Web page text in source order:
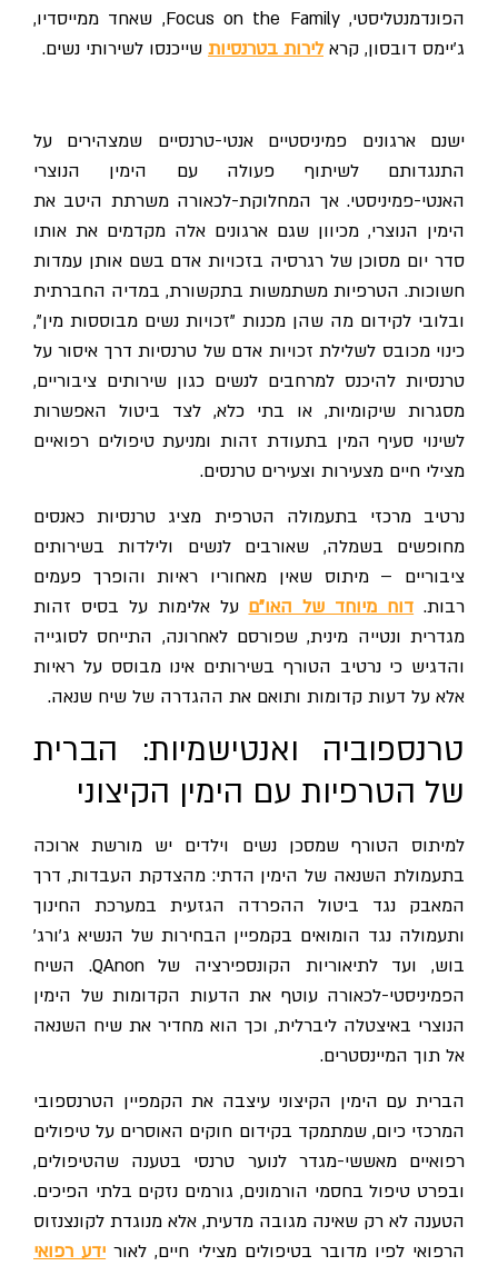
הפונדמנטליסטי, Focus on the Family, שאחד ממייסדיו,
ג'יימס דובסון, קראלירות בטרנסיותשייכנסו לשירותי נשים.
ישנם ארגונים פמיניסטיים אנטי-טרנסיים שמצהירים על
התנגדותם לשיתוף פעולה עם הימין הנוצרי
האנטי-פמיניסטי. אך המחלוקת-לכאורה משרתת היטב את
הימין הנוצרי, מכיוון שגם ארגונים אלה מקדמים את אותו
סדר יום מסוכן של רגרסיה בזכויות אדם בשם אותן עמדות
חשוכות. הטרפיות משתמשות בתקשורת, במדיה החברתית
ובלובי לקידום מה שהן מכנות "זכויות נשים מבוססות מין",
כינוי מכובס לשלילת זכויות אדם של טרנסיות דרך איסור על
טרנסיות להיכנס למרחבים לנשים כגון שירותים ציבוריים,
מסגרות שיקומיות, או בתי כלא, לצד ביטול האפשרות
לשינוי סעיף המין בתעודת זהות ומניעת טיפולים רפואיים
מצילי חיים מצעירות וצעירים טרנסים.
נרטיב מרכזי בתעמולה הטרפית מציג טרנסיות כאנסים
מחופשים בשמלה, שאורבים לנשים ולילדות בשירותים
ציבוריים – מיתוס שאין מאחוריו ראיות והופרך פעמים
רבות.דוח מיוחד של האו"םעל אלימות על בסיס זהות
מגדרית ונטייה מינית, שפורסם לאחרונה, התייחס לסוגייה
והדגיש כי נרטיב הטורף בשירותים אינו מבוסס על ראיות
אלא על דעות קדומות ותואם את ההגדרה של שיח שנאה.
טרנספוביה ואנטישמיות: הברית
של הטרפיות עם הימין הקיצוני
למיתוס הטורף שמסכן נשים וילדים יש מורשת ארוכה
בתעמולת השנאה של הימין הדתי: מהצדקת העבדות, דרך
המאבק נגד ביטול ההפרדה הגזעית במערכת החינוך
ותעמולה נגד הומואים בקמפיין הבחירות של הנשיא ג'ורג'
בוש, ועד לתיאוריות הקונספירציה של QAnon. השיח
הפמיניסטי-לכאורה עוטף את הדעות הקדומות של הימין
הנוצרי באיצטלה ליברלית, וכך הוא מחדיר את שיח השנאה
אל תוך המיינסטרים.
הברית עם הימין הקיצוני עיצבה את הקמפיין הטרנספובי
המרכזי כיום, שמתמקד בקידום חוקים האוסרים על טיפולים
רפואיים מאששי-מגדר לנוער טרנסי בטענה שהטיפולים,
ובפרט טיפול בחסמי הורמונים, גורמים נזקים בלתי הפיכים.
הטענה לא רק שאינה מגובה מדעית, אלא מנוגדת לקונצנזוס
הרפואי לפיו מדובר בטיפולים מצילי חיים, לאורידע רפואי